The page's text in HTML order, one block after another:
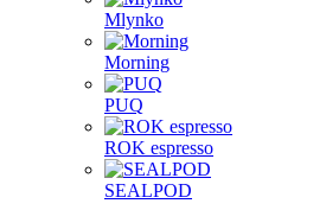
Mlynko
Morning
PUQ
ROK espresso
SEALPOD